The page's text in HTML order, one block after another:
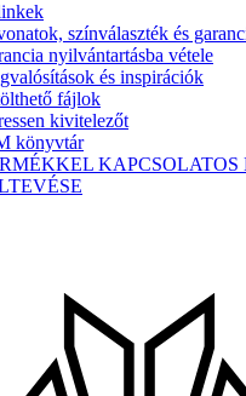
színválaszték és
nyilvántartásba vétele
és inspirációk
fájlok
kivitelezőt
könyvtár
KAPCSOLATOS